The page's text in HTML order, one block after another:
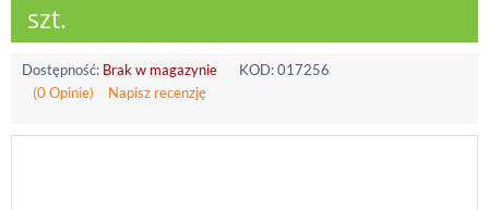
szt.
Dostępność: Brak w magazynie KOD:017256
(0 Opinie)
Napisz recenzję